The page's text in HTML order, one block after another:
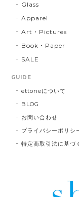
Glass
Apparel
Art・Pictures
Book・Paper
SALE
GUIDE
ettoneについて
BLOG
お問い合わせ
プライバシーポリシ
特定商取引法に基づ